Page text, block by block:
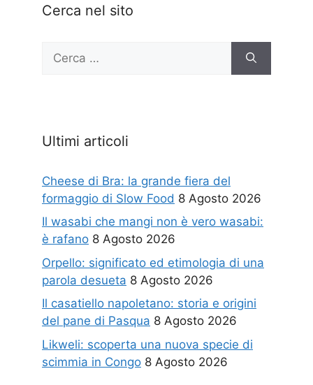
Cerca nel sito
per:
Ultimi articoli
Cheese di Bra: la grande fiera del
formaggio di Slow Food 8 Agosto 2026
Il wasabi che mangi non è vero wasabi:
è rafano 8 Agosto 2026
Orpello: significato ed etimologia di una
parola desueta 8 Agosto 2026
Il casatiello napoletano: storia e origini
del pane di Pasqua 8 Agosto 2026
Likweli: scoperta una nuova specie di
scimmia in Congo 8 Agosto 2026